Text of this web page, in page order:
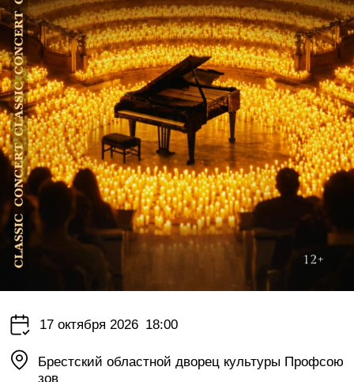
17 октября 2026 18:00
Брестский областной дворец культуры Профсою
зов